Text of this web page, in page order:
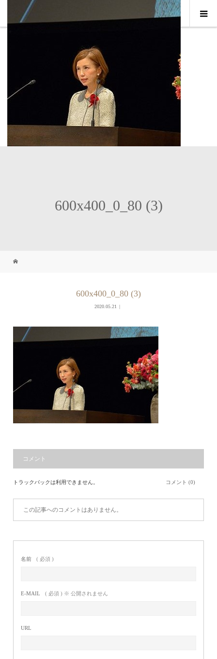
600x400_0_80 (3)
600x400_0_80 (3)
2020.05.21
コメント
トラックバックは利用できません。 コメント (0)
この記事へのコメントはありません。
名前 ( 必須 )
E-MAIL ( 必須 ) ※ 公開されません
URL